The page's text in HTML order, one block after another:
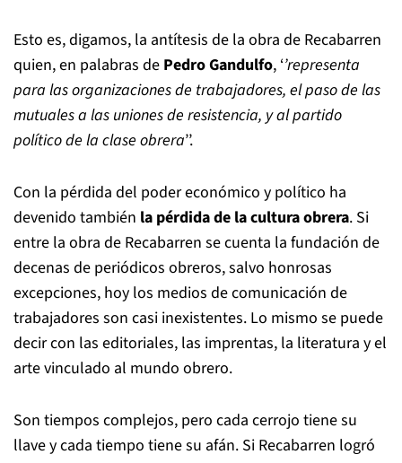
Esto es, digamos, la antítesis de la obra de Recabarren
quien, en palabras de Pedro Gandulfo, ‘’representa
para las organizaciones de trabajadores, el paso de las
mutuales a las uniones de resistencia, y al partido
político de la clase obrera’’.
Con la pérdida del poder económico y político ha
devenido también la pérdida de la cultura obrera. Si
entre la obra de Recabarren se cuenta la fundación de
decenas de periódicos obreros, salvo honrosas
excepciones, hoy los medios de comunicación de
trabajadores son casi inexistentes. Lo mismo se puede
decir con las editoriales, las imprentas, la literatura y el
arte vinculado al mundo obrero.
Son tiempos complejos, pero cada cerrojo tiene su
llave y cada tiempo tiene su afán. Si Recabarren logró